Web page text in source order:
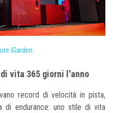
iGarden
vita 365 giorni l'anno
record di velocità in pista,
di endurance: uno stile di vita